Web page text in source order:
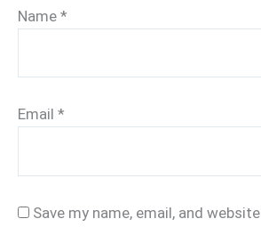
Name *
Email *
Save my name, email, and